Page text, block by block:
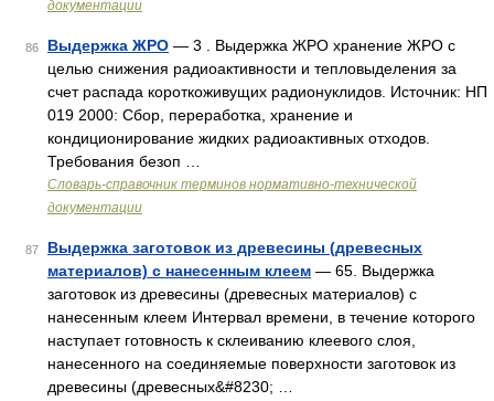
документации
86 Выдержка ЖРО — 3 . Выдержка ЖРО хранение ЖРО с
целью снижения радиоактивности и тепловыделения за
счет распада короткоживущих радионуклидов. Источник: НП
019 2000: Сбор, переработка, хранение и
кондиционирование жидких радиоактивных отходов.
Требования безоп …
Словарь-справочник терминов нормативно-технической
документации
87
Выдержка заготовок из древесины (древесных
материалов) с нанесенным клеем — 65. Выдержка
заготовок из древесины (древесных материалов) с
нанесенным клеем Интервал времени, в течение которого
наступает готовность к склеиванию клеевого слоя,
нанесенного на соединяемые поверхности заготовок из
древесины (древесных&#8230; …